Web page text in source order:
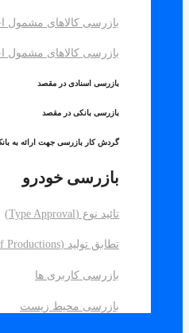
بازرسی کالاهای مشمول
بازرسی کالاهای مشمول
بازرسی اسنادی در مقصد
بازرسی بانکی در مقصد
گردش کار بازرسی جهت ارائه به
بازرسی خودرو
تائید نوع (Type Approval)
تطابق تولید (Conformity of Productions)
بازرسی کاربری ها
بازرسی محیط زیست